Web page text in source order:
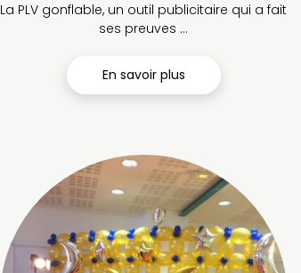
La PLV gonflable, un outil publicitaire qui a fait
ses preuves ...
En savoir plus